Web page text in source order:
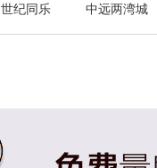
世纪同乐 中远两湾城